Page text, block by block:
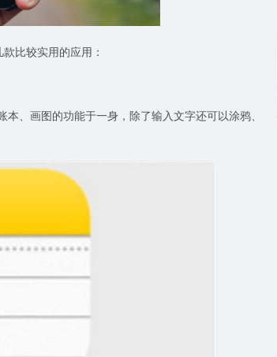
比较实用的应用：
、画图的功能于一身，除了输入文字还可以涂鸦、